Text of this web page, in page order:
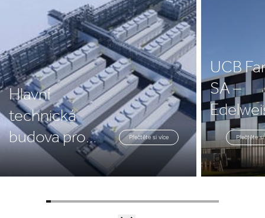
Hlavní
technická
budova pro
továrnu na
výrobu
polovodičů
Přečtěte si více
UCB
SA –
Přečtěte si